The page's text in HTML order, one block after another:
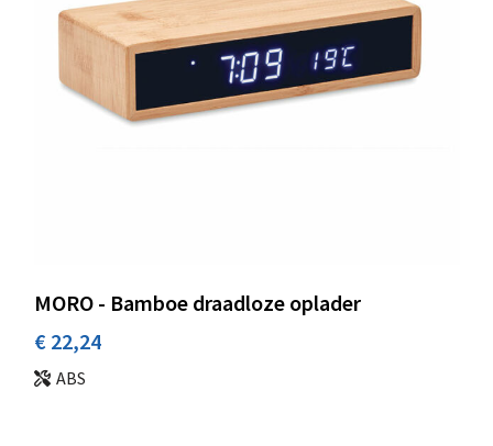
MORO - Bamboe draadloze oplader
€ 22,24
ABS